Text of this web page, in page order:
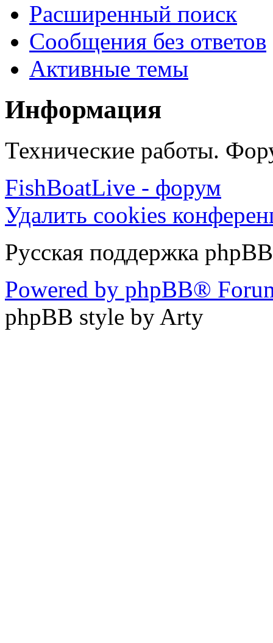
Расширенный поиск
Сообщения без ответов
Активные темы
Информация
Технические работы.
FishBoatLive - форум
Удалить cookies
Русская поддержка phpBB
Powered by phpBB®
phpBB style by Arty